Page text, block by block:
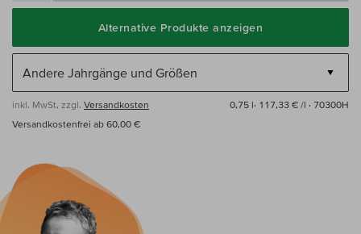
Alternative Produkte anzeigen
inkl. MwSt, zzgl. Versandkosten 0,75 l· 117,33 € /l · 70300H
Versandkostenfrei ab 60,00 €